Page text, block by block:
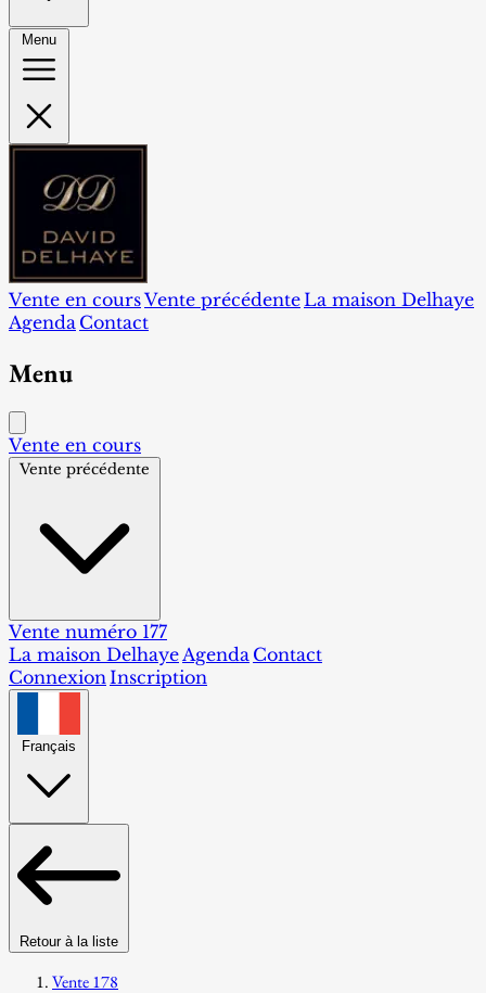
Menu
Vente en coursVente précédente La maison Delhaye
Agenda Contact
Menu
Vente en cours
Vente précédente
Vente numéro 177
La maison DelhayeAgenda Contact
ConnexionInscription
Français
Retour à la liste
Vente 178